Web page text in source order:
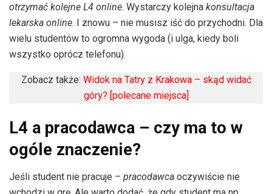
otrzymać kolejne L4 online. Wystarczy kolejna konsultacja
lekarska online. I znowu – nie musisz iść do przychodni. Dla
wielu studentów to ogromna wygoda (i ulga, kiedy boli
wszystko oprócz telefonu).
Zobacz także: Widok na Tatry z Krakowa – skąd widać
góry? [polecane miejsca]
L4 a pracodawca – czy ma to w
ogóle znaczenie?
Jeśli student nie pracuje – pracodawca oczywiście nie